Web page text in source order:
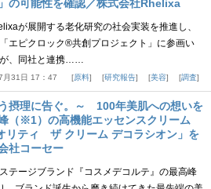
の可能性を確認／株式会社Rhelixa
が展開する老化研究の社会実装を推進し、
エピクロック®共創プロジェクト」に参画い
が、同社と連携……
月31日 17：47 原料 研究報告 美容 調査
摂理に告ぐ。～ 100年美肌への想いを
（※1）の高機能エッセンスクリーム
リティ ザ クリーム デコラシオン」を
社コーセー
テージブランド『コスメデコルテ』の最高峰